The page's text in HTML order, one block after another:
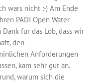
wars nicht :-) Am Ende
PADI Open Water
für das Lob, dass wir
den
Anforderungen
kam sehr gut an.
warum sich die